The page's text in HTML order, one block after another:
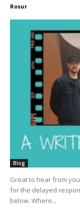
Rosur
Blog
Great to hear from
for the delayed
below. Where...